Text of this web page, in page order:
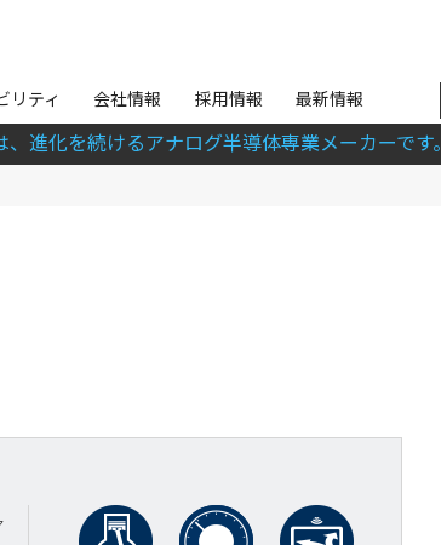
リティ 会社情報 採用情報 最新情報
進化を続けるアナログ半導体専業メーカーです。